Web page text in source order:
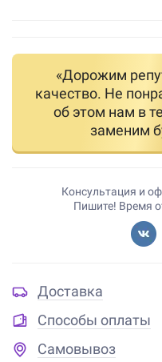
«Дорожим
качество. Не
об этом нам в
заменим
Консультация и
Пишите! Время
Доставка
Способы оплаты
Самовывоз